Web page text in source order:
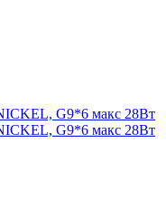
G9*6 макс 28Вт
G9*6 макс 28Вт